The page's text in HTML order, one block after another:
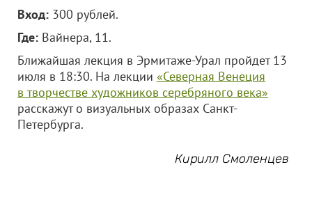
Вход: 300 рублей.
Где: Вайнера, 11.
Ближайшая лекция в Эрмитаже-Урал пройдет 13
июля в 18:30. На лекции «Северная Венеция
в творчестве художников серебряного века»
расскажут о визуальных образах Санкт-
Петербурга.
Кирилл Смоленцев